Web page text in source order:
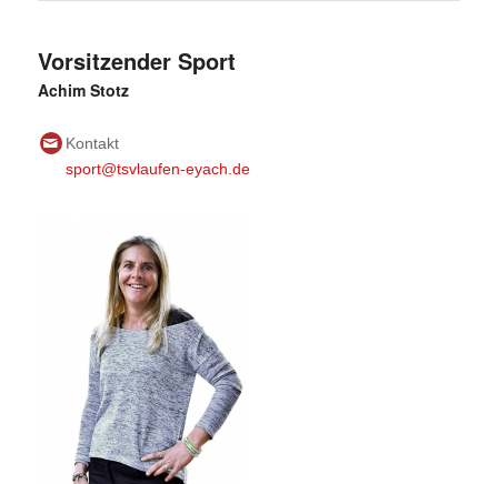
Vorsitzender Sport
Achim Stotz
Kontakt
sport@tsvlaufen-eyach.de